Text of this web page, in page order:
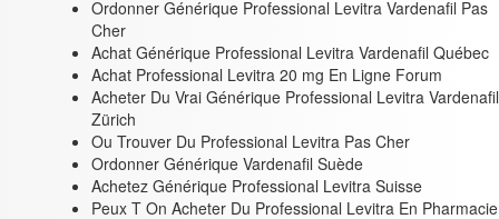
Ordonner Générique Professional Levitra Vardenafil Pas
Cher
Achat Générique Professional Levitra Vardenafil Québec
Achat Professional Levitra 20 mg En Ligne Forum
Acheter Du Vrai Générique Professional Levitra Vardenafil
Zürich
Ou Trouver Du Professional Levitra Pas Cher
Ordonner Générique Vardenafil Suède
Achetez Générique Professional Levitra Suisse
Peux T On Acheter Du Professional Levitra En Pharmacie